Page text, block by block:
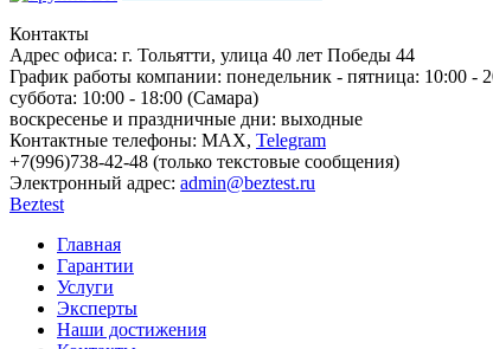
Контакты
Адрес офиса: г. Тольятти, улица 40 лет Победы 44
График работы компании: понедельник - пятница: 10:00 -
суббота: 10:00 - 18:00 (Самара)
воскресенье и праздничные дни: выходные
Контактные телефоны: МАХ, Telegram
+7(996)738-42-48 (только текстовые сообщения)
Электронный адрес: admin@beztest.ru
Beztest
Главная
Гарантии
Услуги
Эксперты
Наши достижения